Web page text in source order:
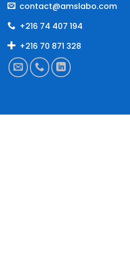
contact@amslabo.com
+216 74 407 194
+216 70 871 328